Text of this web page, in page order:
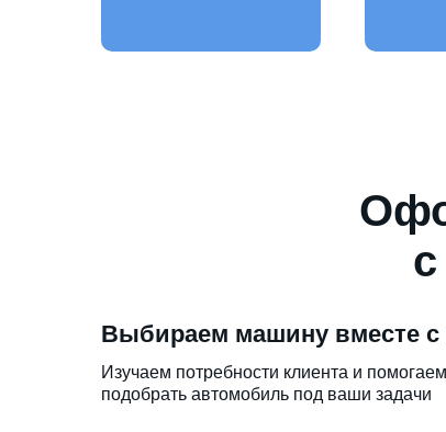
Выбираем машину вместе с
Изучаем потребности клиента и помогаем
подобрать автомобиль под ваши задачи